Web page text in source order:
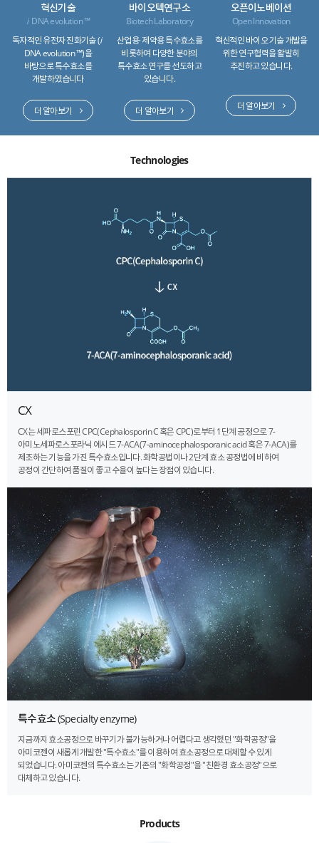
혁신기술
iDNA evolution ™
독자적인 유전자 진화기술(i
DNA evolution ™)을
바탕으로특수효소를
개발하였습니다
더 알아보기
바이오텍연구소
Biotech Laboratory
산업용· 제약용 특수효소를
비롯하여 다양한 분야의
특수효소연구를 선도하고
있습니다.
더 알아보기
오픈이노베이션
Open Innovation
혁신적인 바이오 기술개발을
위한 연구협력을 활발히
추진하고 있습니다.
더 알아보기
Technologies
CX
CX는 세파로스포린 CPC(Cephalosporin C 혹은 CPC)로부터 1단계 공정으로 7-
아미노세파로스포라닉 에시드 7-ACA(7-aminocephalosporanic acid 혹은 7-ACA)를
제조하는 기능을 가진 특수효소입니다. 화학공법이나 2단계 효소 공정법에 비하여
공정이 간단하여 품질이 좋고 수율이 높다는 장점이 있습니다.
특수효소(Specialty enzyme)
지금까지 효소공정으로 바꾸기가 불가능하거나 어렵다고 생각했던 "화학공정"을
아미코젠이 새롭게 개발한 "특수효소"를 이용하여 효소공정으로 대체할 수 있게
되었습니다. 아미코젠의 특수효소는 기존의 "화학공정"을 "친환경 효소공정"으로
대체하고 있습니다.
Products